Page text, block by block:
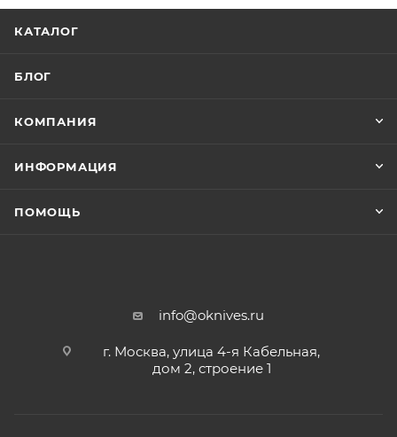
КАТАЛОГ
БЛОГ
КОМПАНИЯ
ИНФОРМАЦИЯ
ПОМОЩЬ
info@oknives.ru
г. Москва, улица 4-я Кабельная,
дом 2, строение 1